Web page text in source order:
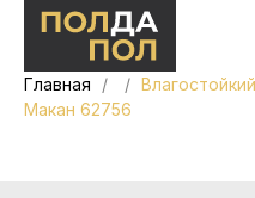
Главная
Макан 62756